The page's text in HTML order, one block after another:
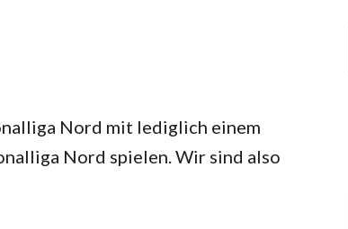
Nord mit lediglich einem
Nord spielen. Wir sind also